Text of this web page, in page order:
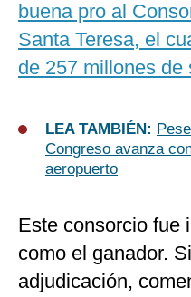
buena pro al
Santa Teresa, el
de 257 millones de
LEA TAMBIÉN:
Congreso avanza
aeropuerto
Este consorcio fue
como el ganador.
adjudicación,